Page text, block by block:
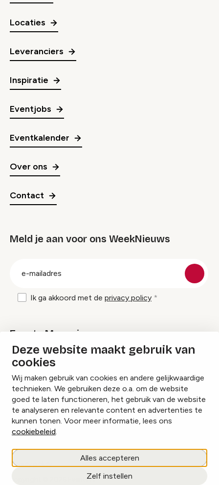
Deze website maakt gebruik van
cookies
Wij maken gebruik van cookies en andere gelijkwaardige
technieken. We gebruiken deze o.a. om de website
goed te laten functioneren, het gebruik van de website
te analyseren en relevante content en advertenties te
kunnen tonen. Voor meer informatie, lees ons
cookiebeleid.
Alles accepteren
Zelf instellen
Locaties
Leveranciers
Inspiratie
Eventjobs
Eventkalender
Over ons
Contact
Meld je aan voor ons WeekNieuws
Ik ga akkoord met de privacy policy
Events Magazine
Ik ontvang graag Events Magazine
InstagramFacebookLinkedIn
Cookies beheren
Privacy policy
copyright © 2026 Events.nl